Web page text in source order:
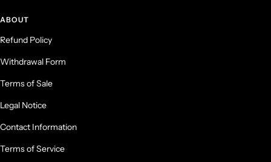
ABOUT
Refund Policy
Withdrawal Form
Terms of Sale
Legal Notice
Contact Information
Terms of Service